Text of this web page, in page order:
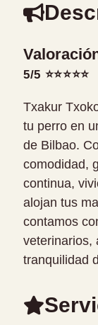
5/5 ⭐⭐⭐⭐⭐
Txakur
tu perro en
de Bilbao.
comodidad,
continua,
alojan tus
contamos
veterinarios,
tranquilidad